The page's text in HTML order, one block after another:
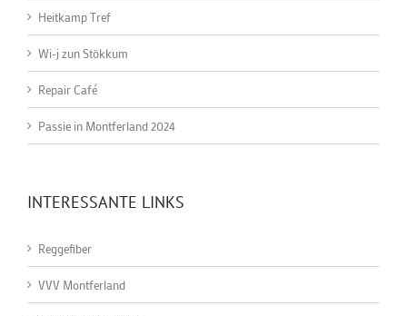
Heitkamp Tref
Wi-j zun Stökkum
Repair Café
Passie in Montferland 2024
INTERESSANTE LINKS
Reggefiber
VVV Montferland